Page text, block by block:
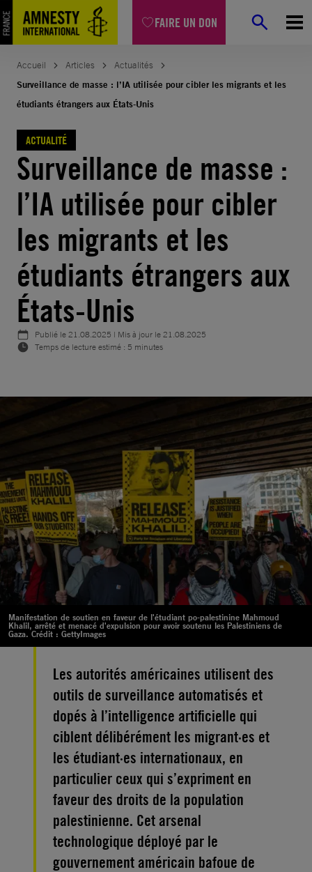
FAIRE UN DON
Aller
au
contenu
Accueil Articles
Actualités
Surveillance de masse : l’IA utilisée pour cibler les migrants et les
étudiants étrangers aux États-Unis
ACTUALITÉ
Surveillance de masse :
l’IA utilisée pour cibler
les migrants et les
étudiants étrangers aux
États-Unis
Publié le21.08.2025 | Mis à jour le21.08.2025
Temps de lecture estimé : 5 minutes
Manifestation de soutien en faveur de l'étudiant po-palestinine Mahmoud
Khalil, arrêté et menacé d'expulsion pour avoir soutenu les Palestiniens de
Gaza. Crédit : GettyImages
Les autorités américaines utilisent des
outils de surveillance automatisés et
dopés à l’intelligence artificielle qui
ciblent délibérément les migrant·es et
les étudiant·es internationaux, en
particulier ceux qui s’expriment en
faveur des droits de la population
palestinienne. Cet arsenal
technologique déployé par le
gouvernement américain bafoue de